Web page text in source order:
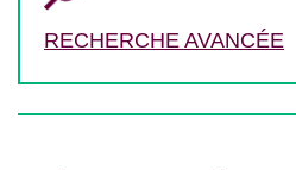
RECHERCHE AVANCÉE